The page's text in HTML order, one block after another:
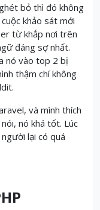
bỏ thì đó không
khảo sát mới
từ khắp nơi trên
đáng sợ nhất.
nó vào top 2 bị
thậm chí không
và mình thích
nó khá tốt. Lúc
lại có quá